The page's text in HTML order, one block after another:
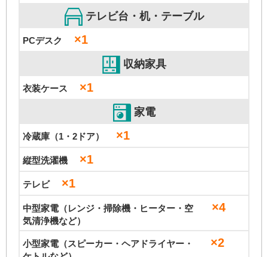
テレビ台・机・テーブル
PCデスク ×1
収納家具
衣装ケース ×1
家電
冷蔵庫（1・2ドア） ×1
縦型洗濯機 ×1
テレビ ×1
中型家電（レンジ・掃除機・ヒーター・空
気清浄機など）
×4
小型家電（スピーカー・ヘアドライヤー・
×2